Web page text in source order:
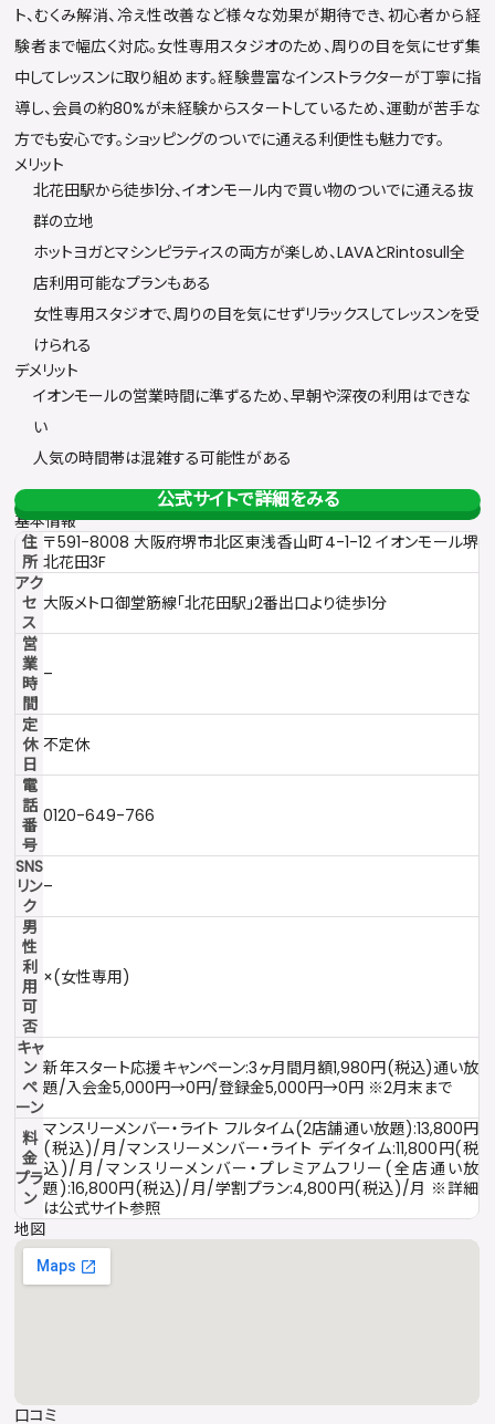
ト、むくみ解消、冷え性改善など様々な効果が期待でき、初心者から経
験者まで幅広く対応。女性専用スタジオのため、周りの目を気にせず集
中してレッスンに取り組めます。経験豊富なインストラクターが丁寧に指
導し、会員の約80%が未経験からスタートしているため、運動が苦手な
方でも安心です。ショッピングのついでに通える利便性も魅力です。
メリット
北花田駅から徒歩1分、イオンモール内で買い物のついでに通える抜
群の立地
ホットヨガとマシンピラティスの両方が楽しめ、LAVAとRintosull全
店利用可能なプランもある
女性専用スタジオで、周りの目を気にせずリラックスしてレッスンを受
けられる
デメリット
イオンモールの営業時間に準ずるため、早朝や深夜の利用はできな
い
人気の時間帯は混雑する可能性がある
公式サイトで詳細をみる
基本情報
住
所
〒591-8008 大阪府堺市北区東浅香山町4-1-12 イオンモール堺
北花田3F
アク
セ
ス
大阪メトロ御堂筋線「北花田駅」2番出口より徒歩1分
営
業
時
間
–
定
休
日
不定休
電
話
番
号
0120-649-766
SNS
リン
ク
–
男
性
利
用
可
否
×(女性専用)
キャ
ン
ペ
ーン
新年スタート応援キャンペーン:3ヶ月間月額1,980円(税込)通い放
題/入会金5,000円→0円/登録金5,000円→0円 ※2月末まで
料
金
プラ
ン
マンスリーメンバー・ライト フルタイム(2店舗通い放題):13,800円
(税込)/月/マンスリーメンバー・ライト デイタイム:11,800円(税
込)/月/マンスリーメンバー・プレミアムフリー(全店通い放
題):16,800円(税込)/月/学割プラン:4,800円(税込)/月 ※詳細
は公式サイト参照
地図
口コミ